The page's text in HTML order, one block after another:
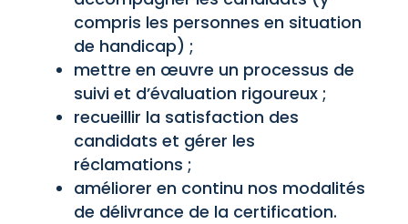
compris les personnes en situation
de handicap) ;
mettre en œuvre un processus de
suivi et d’évaluation rigoureux ;
recueillir la satisfaction des
candidats et gérer les
réclamations ;
améliorer en continu nos modalités
de délivrance de la certification.